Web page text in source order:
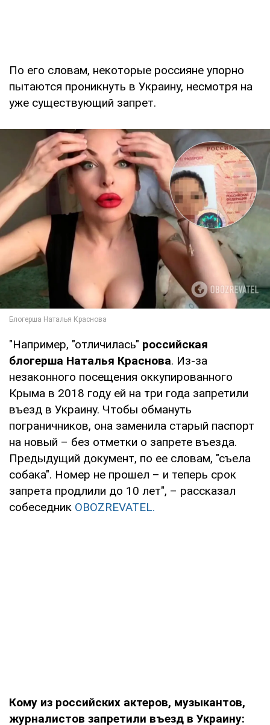
По его словам, некоторые россияне упорно
пытаются проникнуть в Украину, несмотря на
уже существующий запрет.
"Например, "отличилась" российская
блогерша Наталья Краснова. Из-за
незаконного посещения оккупированного
Крыма в 2018 году ей на три года запретили
въезд в Украину. Чтобы обмануть
пограничников, она заменила старый паспорт
на новый – без отметки о запрете въезда.
Предыдущий документ, по ее словам, "съела
собака". Номер не прошел – и теперь срок
запрета продлили до 10 лет", – рассказал
собеседник OBOZREVATEL.
Кому из российских актеров, музыкантов,
журналистов запретили въезд в Украину: